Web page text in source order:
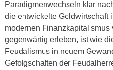
Paradigmenwechseln klar
die entwickelte Geldwirtschaft
modernen Finanzkapitalismus
gegenwärtig erleben, ist wie
Feudalismus in neuem
Gefolgschaften der